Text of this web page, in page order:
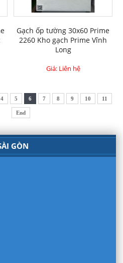
Gạch ốp tường 30x60 Prime
2260 Kho gạch Prime Vĩnh
Long
Giá: Liên hệ
4 5 6 7 8 9 10 11
End
GÒN